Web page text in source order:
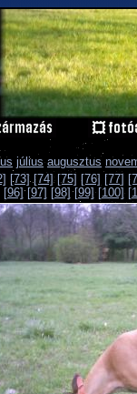
július augusztus
[73] [74] [75] [76] [77]
[96] [97] [98] [99] [100]